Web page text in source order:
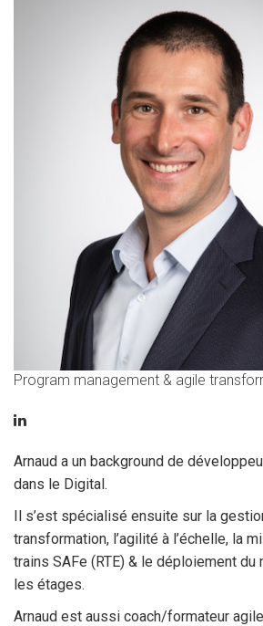
Program management & agile
Arnaud a un background de
dans le Digital.
Il s’est spécialisé ensuite sur la
transformation, l’agilité à l’échelle, la
trains SAFe (RTE) & le déploiement
les étages.
Arnaud est aussi coach/formateur